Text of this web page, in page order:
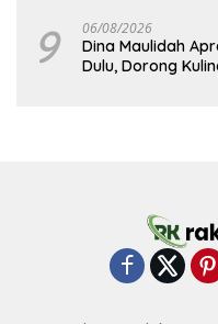
9 06/08/2026
Dina Maulidah
Dulu, Dorong